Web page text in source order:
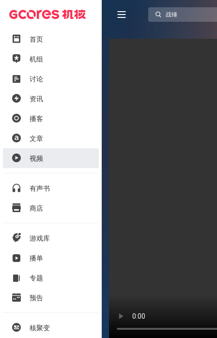
首页
机组
讨论
资讯
播客
文章
视频
有声书
商店
游戏库
播单
专题
预告
核聚变